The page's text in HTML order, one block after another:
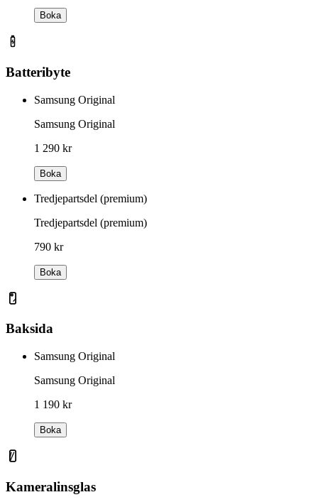
Boka
Batteribyte
Samsung Original
Samsung Original
1 290 kr
Boka
Tredjepartsdel (premium)
Tredjepartsdel (premium)
790 kr
Boka
Baksida
Samsung Original
Samsung Original
1 190 kr
Boka
Kameralinsglas